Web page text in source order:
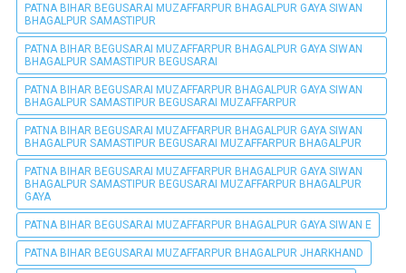
PATNA BIHAR BEGUSARAI MUZAFFARPUR BHAGALPUR GAYA SIWAN
BHAGALPUR SAMASTIPUR
PATNA BIHAR BEGUSARAI MUZAFFARPUR BHAGALPUR GAYA SIWAN
BHAGALPUR SAMASTIPUR BEGUSARAI
PATNA BIHAR BEGUSARAI MUZAFFARPUR BHAGALPUR GAYA SIWAN
BHAGALPUR SAMASTIPUR BEGUSARAI MUZAFFARPUR
PATNA BIHAR BEGUSARAI MUZAFFARPUR BHAGALPUR GAYA SIWAN
BHAGALPUR SAMASTIPUR BEGUSARAI MUZAFFARPUR BHAGALPUR
PATNA BIHAR BEGUSARAI MUZAFFARPUR BHAGALPUR GAYA SIWAN
BHAGALPUR SAMASTIPUR BEGUSARAI MUZAFFARPUR BHAGALPUR
GAYA
PATNA BIHAR BEGUSARAI MUZAFFARPUR BHAGALPUR GAYA SIWAN E
PATNA BIHAR BEGUSARAI MUZAFFARPUR BHAGALPUR JHARKHAND